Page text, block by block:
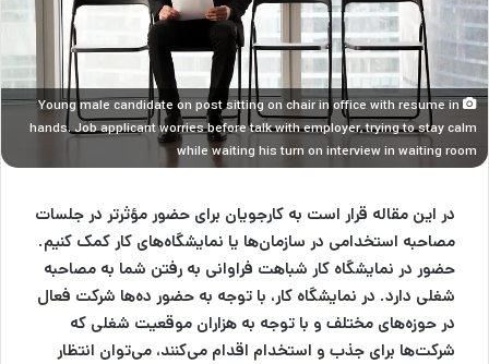
Young male candidate on post sitting on chair in office with resume in
hands. Job applicant worries before talk with employer, trying to stay calm
while waiting his turn on interview in waiting room
در این مقاله قرار است به کارجویان برای حضور مؤثرتر در جلسات
مصاحبه استخدامی در سازمان‌ها یا نمایشگاه‌های کار کمک کنیم.
حضور در نمایشگاه کار شباهت فراوانی به رفتن شما به مصاحبه
شغلی دارد. در نمایشگاه کار، با توجه به حضور ده‌ها شرکت فعال
در حوزه‌های مختلف و با توجه به هزاران موقعیت شغلی که
شرکت‌ها برای جذب و استخدام اقدام می‌کنند، می‌توان انتظار